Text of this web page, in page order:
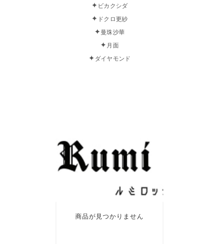
✦ ビカクシダ
✦ ドクロ更紗
✦ 曼珠沙華
✦ 月面
✦ ダイヤモンド